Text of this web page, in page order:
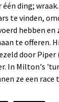
ding;
te vinden,
hebben en
te offeren.
door Piper
In Milton's
ze een race